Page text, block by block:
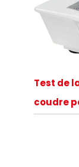
Test de
coudre